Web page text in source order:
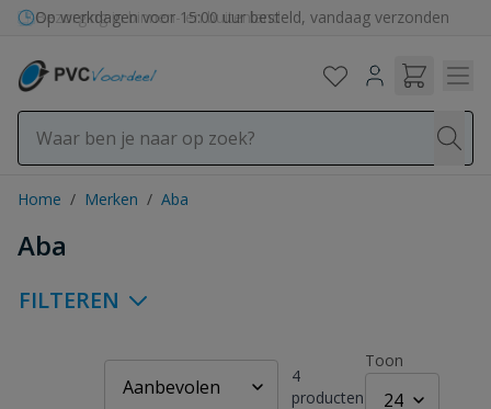
Ga naar de inhoud
Bezorging in binnen- en buitenland
Home / Merken / Aba
Aba
FILTEREN
4
producten
Toon